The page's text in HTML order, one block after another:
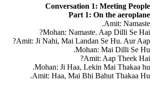
Conversation 1: Meeting People
Part 1: On the aeroplane
Amit: Namaste.
Mohan: Namaste. Aap Dilli Se Hai?
Amit: Ji Nahi, Mai Landan Se Hu. Aur Aap?
Mohan: Mai Dilli Se Hu.
Amit: Aap Theek Hai?
Mohan: Ji Haa, Lekin Mai Thakaa hu.
Amit: Haa, Mai Bhi Bahut Thakaa Hu.